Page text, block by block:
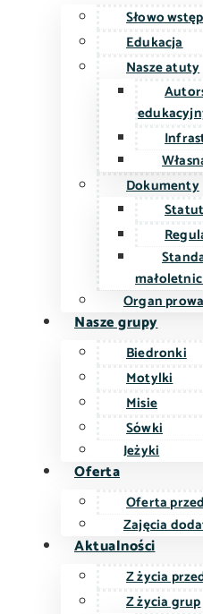
Słowo
Edukacja
Nasze atuty
Dokumenty
Organ
Nasze grupy
Biedronki
Motylki
Misie
Sówki
Jeżyki
Oferta
Oferta
Zajęcia
Aktualności
Z życia
Z życia grup